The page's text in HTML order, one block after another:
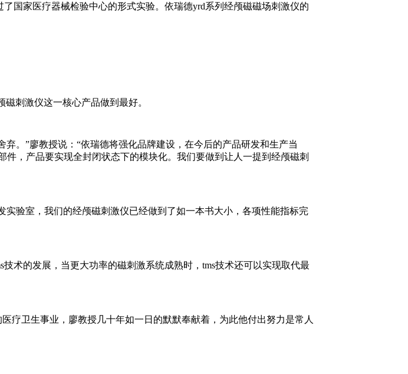
国家医疗器械检验中心的形式实验。依瑞德yrd系列经颅磁磁场刺激仪的
刺激仪这一核心产品做到最好。
”廖教授说：“依瑞德将强化品牌建设，在今后的产品研发和生产当
，产品要实现全封闭状态下的模块化。我们要做到让人一提到经颅磁刺
室，我们的经颅磁刺激仪已经做到了如一本书大小，各项性能指标完
的发展，当更大功率的磁刺激系统成熟时，tms技术还可以实现取代最
卫生事业，廖教授几十年如一日的默默奉献着，为此他付出努力是常人